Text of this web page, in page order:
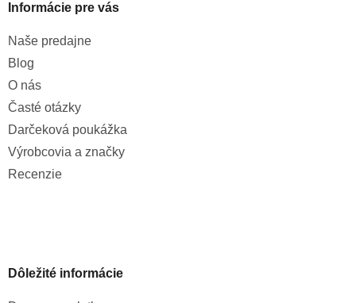
Informácie pre vás
Naše predajne
Blog
O nás
Časté otázky
Darčeková poukážka
Výrobcovia a značky
Recenzie
Dôležité informácie